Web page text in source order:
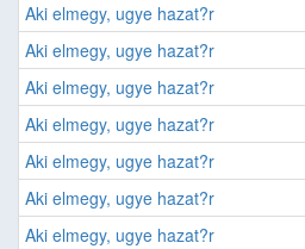
Aki elmegy, ugye hazat?r
Aki elmegy, ugye hazat?r
Aki elmegy, ugye hazat?r
Aki elmegy, ugye hazat?r
Aki elmegy, ugye hazat?r
Aki elmegy, ugye hazat?r
Aki elmegy, ugye hazat?r